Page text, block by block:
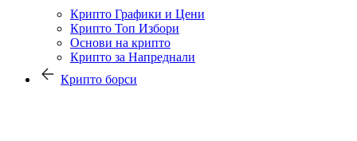
Крипто Графики и Цени
Крипто Топ Избори
Основи на крипто
Крипто за Напреднали
Крипто борси